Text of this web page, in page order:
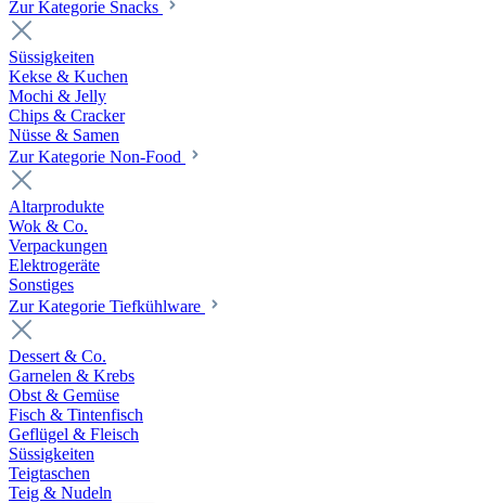
Zur Kategorie Snacks
Süssigkeiten
Kekse & Kuchen
Mochi & Jelly
Chips & Cracker
Nüsse & Samen
Zur Kategorie Non-Food
Altarprodukte
Wok & Co.
Verpackungen
Elektrogeräte
Sonstiges
Zur Kategorie Tiefkühlware
Dessert & Co.
Garnelen & Krebs
Obst & Gemüse
Fisch & Tintenfisch
Geflügel & Fleisch
Süssigkeiten
Teigtaschen
Teig & Nudeln